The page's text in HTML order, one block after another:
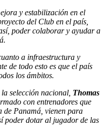
y estabilización en el
del Club en el país,
poder colaborar y ayudar a
a infraestructura y
de todo esto es que el país
los ámbitos.
selección nacional, Thomas
con entrenadores que
Panamá, vienen para
poder dotar al jugador de las